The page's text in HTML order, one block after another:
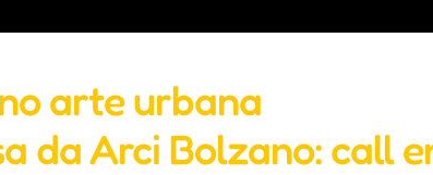
arte urbana
da Arci Bolzano: call